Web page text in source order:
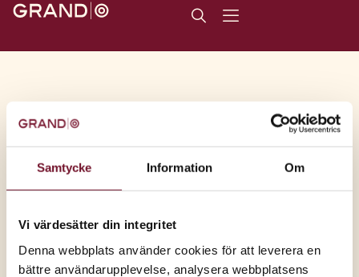
Samtycke Information Om
Vi värdesätter din integritet
Denna webbplats använder cookies för att leverera en
bättre användarupplevelse, analysera webbplatsens
Seniorer